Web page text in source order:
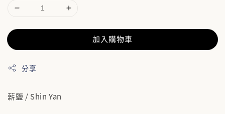
加入購物車
分享
薪鹽 / Shin Yan